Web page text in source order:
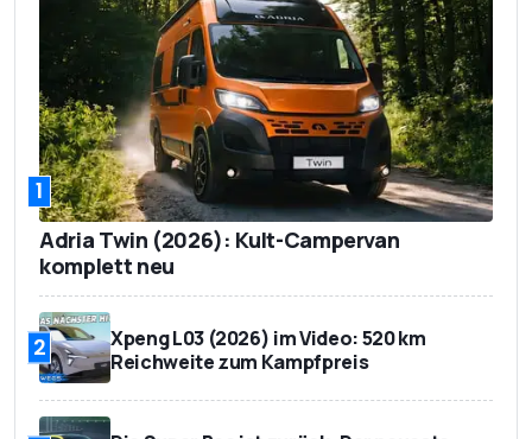
1
Adria Twin (2026): Kult-Campervan
komplett neu
2
Xpeng L03 (2026) im Video: 520 km
Reichweite zum Kampfpreis